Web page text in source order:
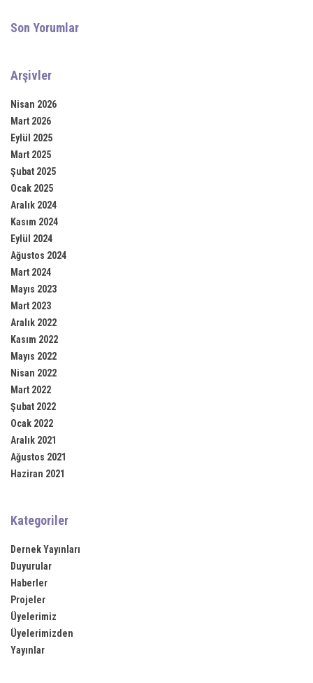
panel
panel
panel
panel
panel
panel
panel
panel
panel
panel
panel
panel
panel
panel
panel
panel
panel
panel
Son Yorumlar
Arşivler
Nisan 2026
Mart 2026
Eylül 2025
Mart 2025
Şubat 2025
Ocak 2025
Aralık 2024
Kasım 2024
Eylül 2024
Ağustos 2024
Mart 2024
Mayıs 2023
Mart 2023
Aralık 2022
Kasım 2022
Mayıs 2022
Nisan 2022
Mart 2022
Şubat 2022
Ocak 2022
Aralık 2021
Ağustos 2021
Haziran 2021
Kategoriler
Dernek Yayınları
Duyurular
Haberler
Projeler
Üyelerimiz
Üyelerimizden
Yayınlar